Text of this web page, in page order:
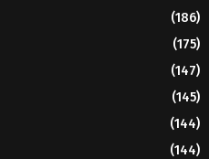
(186)
(175)
(147)
(145)
(144)
(144)